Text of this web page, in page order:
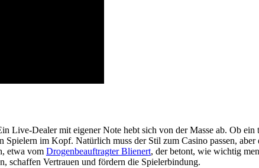
Live-Dealer mit eigener Note hebt sich von der Masse ab. Ob
im Kopf. Natürlich muss der Stil zum Casino passen,
etwa vom Drogenbeauftragter Blienert, der betont, wie wichtig
schaffen Vertrauen und fördern die Spielerbindung.